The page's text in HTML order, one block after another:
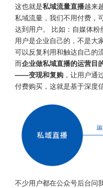
这也就是私域流量直播越来
私域流量，我们不用付费，
达到用户。 比如：自媒体
用户是企业自己的，不是大
可以反复利用和触达自己的流
而企业做私域直播的运营目
——变现和复购 ，让用户通
付费购买，这就是基于深度
不少用户都在公众号后台问